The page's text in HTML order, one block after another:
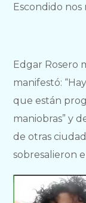
Escondido nos
Edgar Rosero
manifestó:
que están
maniobras” y
de otras
sobresalieron